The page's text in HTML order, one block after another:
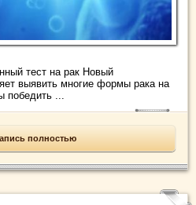
тест на рак Новый
выявить многие формы рака на
победить ...
полностью